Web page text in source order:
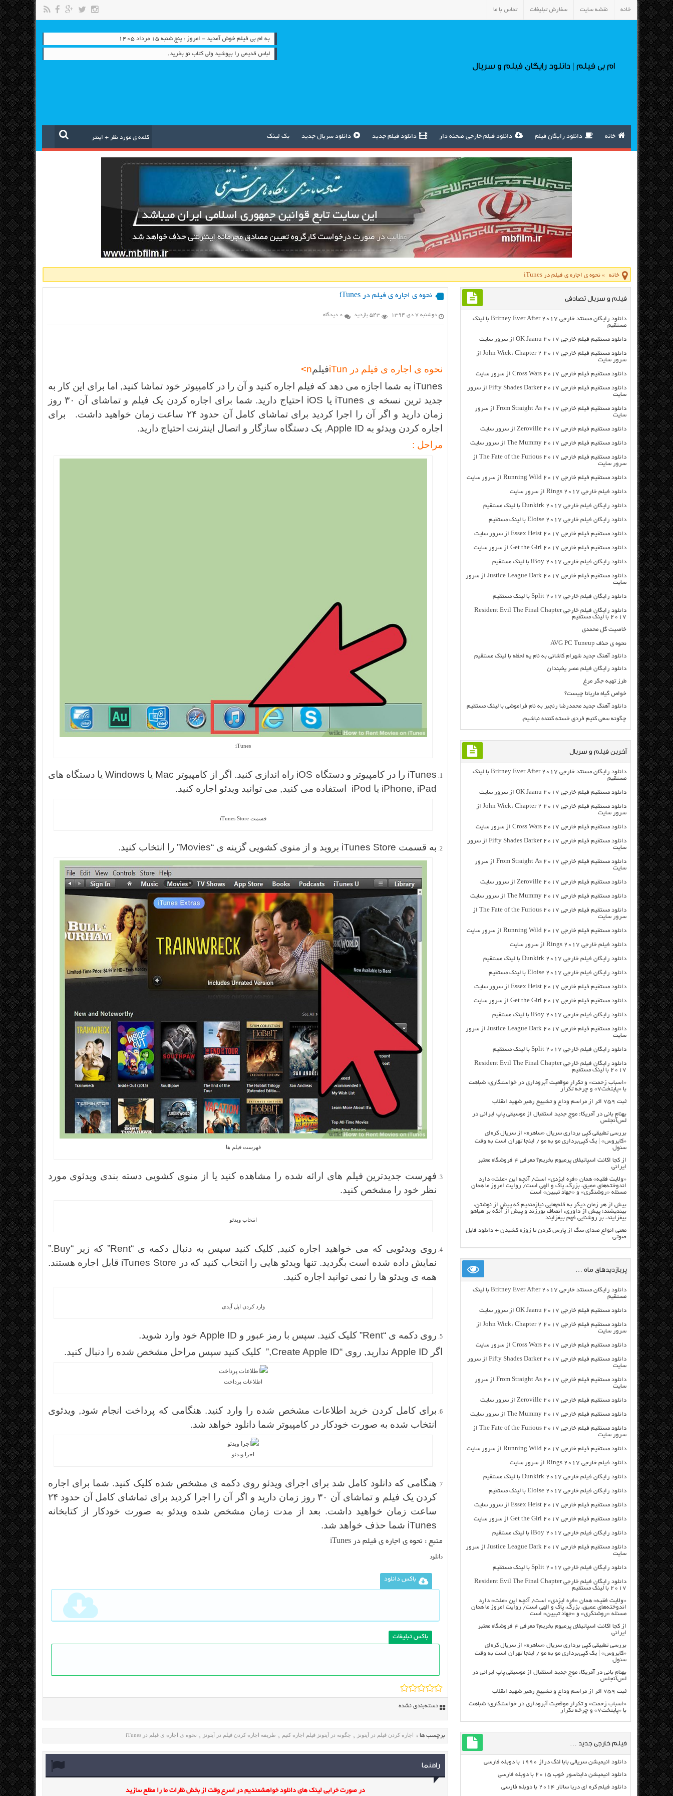
خانه نقشه سایت سفارش تبلیغات تماس با ما
ام بی فیلم | دانلود رایگان فیلم و سریال
به ام بی فیلم خوش آمدید - امروز : پنج شنبه ۱۵ مرداد ۱۴۰۵
لباس قدیمی را بپوشید ولی کتاب نو بخرید.
خانه دانلود رایگان فیلم دانلود فیلم خارجی صحنه دار دانلود فیلم جدید دانلود سریال جدید بک لینک
خانه »نحوه ی اجاره ی فیلم در iTunes
نحوه ی اجاره ی فیلم در iTunes
دوشنبه ۷ دی ۱۳۹۴ 543 بازدید 0 دیدگاه
نحوه ی اجاره ی فیلم در iTun فیلمn>
iTunes به شما اجازه می دهد که فیلم اجاره کنید و آن را در کامپیوتر خود تماشا کنید, اما برای این کار به
جدید ترین نسخه ی iTunes یا iOS احتیاج دارید. شما برای اجاره کردن یک فیلم و تماشای آن ۳۰ روز
زمان دارید و اگر آن را اجرا کردید برای تماشای کامل آن حدود ۲۴ ساعت زمان خواهید داشت. برای
اجاره کردن ویدئو به Apple ID, یک دستگاه سازگار و اتصال اینترنت احتیاج دارید.
مراحل :
iTunes
iTunes را در کامپیوتر و دستگاه iOS راه اندازی کنید. اگر از کامپیوتر Mac یا Windows یا دستگاه های
iPhone, iPad یا iPod استفاده می کنید, می توانید ویدئو اجاره کنید.
قسمت iTunes Store
به قسمت iTunes Store بروید و از منوی کشویی گزینه ی “Movies” را انتخاب کنید.
فهرست فیلم ها
فهرست جدیدترین فیلم های ارائه شده را مشاهده کنید یا از منوی کشویی دسته بندی ویدئوی مورد
نظر خود را مشخص کنید.
انتخاب ویدئو
روی ویدئویی که می خواهید اجاره کنید, کلیک کنید سپس به دنبال دکمه ی “Rent” که زیر “Buy.”
نمایش داده شده است بگردید. تنها ویدئو هایی را انتخاب کنید که در iTunes Store قابل اجاره هستند.
همه ی ویدئو ها را نمی توانید اجاره کنید.
وارد کردن اپل آیدی
روی دکمه ی “Rent” کلیک کنید. سپس با رمز عبور و Apple ID خود وارد شوید.
اگر Apple ID ندارید, روی “Create Apple ID,” کلیک کنید سپس مراحل مشخص شده را دنبال کنید.
اطلاعات پرداخت
برای کامل کردن خرید اطلاعات مشخص شده را وارد کنید. هنگامی که پرداخت انجام شود, ویدئوی
انتخاب شده به صورت خودکار در کامپیوتر شما دانلود خواهد شد.
اجرا ویدئو
هنگامی که دانلود کامل شد برای اجرای ویدئو روی دکمه ی مشخص شده کلیک کنید. شما برای اجاره
کردن یک فیلم و تماشای آن ۳۰ روز زمان دارید و اگر آن را اجرا کردید برای تماشای کامل آن حدود ۲۴
ساعت زمان خواهید داشت. بعد از مدت زمان مشخص شده ویدئو به صورت خودکار از کتابخانه
iTunes شما حذف خواهد شد.
منبع : نحوه ی اجاره ی فیلم در iTunes
دانلود
باکس دانلود
باکس تبلیغات
دسته‌بندی نشده
برچسب ها : اجاره کردن فیلم در آیتونز , چگونه در آیتونز فیلم اجاره کنیم , طریقه اجاره کردن فیلم در آیتونز , نحوه ی اجاره ی فیلم در iTunes
راهنما
در صورت خرابی لینک های دانلود خواهشمندیم در اسرع وقت از بخش نظرات ما را مطلع سازید
فیلم و سریال تصادفی
دانلود رایگان مسنتد خارجی Britney Ever After 2017 با لینک
مستقیم
دانلود مستقیم فیلم خارجی OK Jaanu 2017 از سرور سایت
دانلود مستقیم فیلم خارجی John Wick: Chapter 2 2017 از
سرور سایت
دانلود مستقیم فیلم خارجی Cross Wars 2017 از سرور سایت
دانلود مستقیم فیلم خارجی Fifty Shades Darker 2017 از سرور
سایت
دانلود مستقیم فیلم خارجی From Straight As 2017 از سرور
سایت
دانلود مستقیم فیلم خارجی Zeroville 2017 از سرور سایت
دانلود مستقیم فیلم خارجی The Mummy 2017 از سرور سایت
دانلود مستقیم فیلم خارجی The Fate of the Furious 2017 از
سرور سایت
دانلود مستقیم فیلم خارجی Running Wild 2017 از سرور سایت
دانلود فیلم خارجی Rings 2017 از سرور سایت
دانلود رایگان فیلم خارجی Dunkirk 2017 با لینک مستقیم
دانلود رایگان فیلم خارجی Eloise 2017 با لینک مستقیم
دانلود مستقیم فیلم خارجی Essex Heist 2017 از سرور سایت
دانلود مستقیم فیلم خارجی Get the Girl 2017 از سرور سایت
دانلود رایگان فیلم خارجی iBoy 2017 با لینک مستقیم
دانلود مستقیم فیلم خارجی Justice League Dark 2017 از سرور
سایت
دانلود رایگان فیلم خارجی Split 2017 با لینک مستقیم
دانلود رایگان فیلم خارجی Resident Evil The Final Chapter
2017 با لینک مستقیم
خاصیت گل محمدی
نحوه ی حذف AVG PC Tuneup
دانلود آهنگ جدید شهرام کاشانی به نام یه لحظه با لینک مستقیم
دانلود رایگان فیلم عصر یخبندان
طرز تهیه جگر مرغ
خواص گیاه ماریانا چیست؟
دانلود آهنگ جدید محمدرضا رنجبر به نام فراموشی با لینک مستقیم
چگونه سعی کنیم فردی خسته کننده نباشیم.
آخرین فیلم و سریال
دانلود رایگان مسنتد خارجی Britney Ever After 2017 با لینک
مستقیم
دانلود مستقیم فیلم خارجی OK Jaanu 2017 از سرور سایت
دانلود مستقیم فیلم خارجی John Wick: Chapter 2 2017 از
سرور سایت
دانلود مستقیم فیلم خارجی Cross Wars 2017 از سرور سایت
دانلود مستقیم فیلم خارجی Fifty Shades Darker 2017 از سرور
سایت
دانلود مستقیم فیلم خارجی From Straight As 2017 از سرور
سایت
دانلود مستقیم فیلم خارجی Zeroville 2017 از سرور سایت
دانلود مستقیم فیلم خارجی The Mummy 2017 از سرور سایت
دانلود مستقیم فیلم خارجی The Fate of the Furious 2017 از
سرور سایت
دانلود مستقیم فیلم خارجی Running Wild 2017 از سرور سایت
دانلود فیلم خارجی Rings 2017 از سرور سایت
دانلود رایگان فیلم خارجی Dunkirk 2017 با لینک مستقیم
دانلود رایگان فیلم خارجی Eloise 2017 با لینک مستقیم
دانلود مستقیم فیلم خارجی Essex Heist 2017 از سرور سایت
دانلود مستقیم فیلم خارجی Get the Girl 2017 از سرور سایت
دانلود رایگان فیلم خارجی iBoy 2017 با لینک مستقیم
دانلود مستقیم فیلم خارجی Justice League Dark 2017 از سرور
سایت
دانلود رایگان فیلم خارجی Split 2017 با لینک مستقیم
دانلود رایگان فیلم خارجی Resident Evil The Final Chapter
2017 با لینک مستقیم
«اسباب زحمت» و تکرار موقعیت آبروداری در خواستگاری؛ شباهت
با «پایتخت۷» و چرخه تکرار
ثبت ۷۵۹ اثر از مراسم وداع و تشییع رهبر شهید انقلاب
بهنام بانی در آمریکا: موج جدید استقبال از موسیقی پاپ ایرانی در
لس‌آنجلس
بررسی تطبیقی کپی برداری سریال «ساهره» از سریال کره‌ای
«کایروس» | یک کپی‌برداری مو به مو / اینجا تهران است به وقت
سئول
از کجا اکانت اسپاتیفای پرمیوم بخریم؟ معرفی ۴ فروشگاه معتبر
ایرانی
«ولایت فقیه» همان «فره ایزدی» است/ آنچه این «ملت» دارد
اندوخته‌های عمیق، بزرگ، پاک و الهی است/ روایت امروز ما همان
مسئله «روشنگری» و «جهاد تبیین» است
بیش از هر زمان دیگر به قلم‌هایی نیازمندیم که پیش از نوشتن،
بیندیشند؛ پیش از داوری، انصاف بورزند و پیش از آنکه بر هیاهو
بیفزایند، بر روشنایی فهم بیفزایند
معنی انواع صدای سگ از پارس کردن تا زوزه کشیدن + دانلود فایل
صوتی
پربازدیدهای ماه …
دانلود رایگان مسنتد خارجی Britney Ever After 2017 با لینک
مستقیم
دانلود مستقیم فیلم خارجی OK Jaanu 2017 از سرور سایت
دانلود مستقیم فیلم خارجی John Wick: Chapter 2 2017 از
سرور سایت
دانلود مستقیم فیلم خارجی Cross Wars 2017 از سرور سایت
دانلود مستقیم فیلم خارجی Fifty Shades Darker 2017 از سرور
سایت
دانلود مستقیم فیلم خارجی From Straight As 2017 از سرور
سایت
دانلود مستقیم فیلم خارجی Zeroville 2017 از سرور سایت
دانلود مستقیم فیلم خارجی The Mummy 2017 از سرور سایت
دانلود مستقیم فیلم خارجی The Fate of the Furious 2017 از
سرور سایت
دانلود مستقیم فیلم خارجی Running Wild 2017 از سرور سایت
دانلود فیلم خارجی Rings 2017 از سرور سایت
دانلود رایگان فیلم خارجی Dunkirk 2017 با لینک مستقیم
دانلود رایگان فیلم خارجی Eloise 2017 با لینک مستقیم
دانلود مستقیم فیلم خارجی Essex Heist 2017 از سرور سایت
دانلود مستقیم فیلم خارجی Get the Girl 2017 از سرور سایت
دانلود رایگان فیلم خارجی iBoy 2017 با لینک مستقیم
دانلود مستقیم فیلم خارجی Justice League Dark 2017 از سرور
سایت
دانلود رایگان فیلم خارجی Split 2017 با لینک مستقیم
دانلود رایگان فیلم خارجی Resident Evil The Final Chapter
2017 با لینک مستقیم
«ولایت فقیه» همان «فره ایزدی» است/ آنچه این «ملت» دارد
اندوخته‌های عمیق، بزرگ، پاک و الهی است/ روایت امروز ما همان
مسئله «روشنگری» و «جهاد تبیین» است
از کجا اکانت اسپاتیفای پرمیوم بخریم؟ معرفی ۴ فروشگاه معتبر
ایرانی
بررسی تطبیقی کپی برداری سریال «ساهره» از سریال کره‌ای
«کایروس» | یک کپی‌برداری مو به مو / اینجا تهران است به وقت
سئول
بهنام بانی در آمریکا: موج جدید استقبال از موسیقی پاپ ایرانی در
لس‌آنجلس
ثبت ۷۵۹ اثر از مراسم وداع و تشییع رهبر شهید انقلاب
«اسباب زحمت» و تکرار موقعیت آبروداری در خواستگاری؛ شباهت
با «پایتخت۷» و چرخه تکرار
فیلم خارجی جدید …
دانلود انیمیشن سریالی بابا لنگ دراز ۱۹۹۰ با دوبله فارسی
دانلود انیمیشن دایناسور خوب ۲۰۱۵ با دوبله فارسی
دانلود فیلم کره ای دریا سالار ۲۰۱۴ با دوبله فارسی